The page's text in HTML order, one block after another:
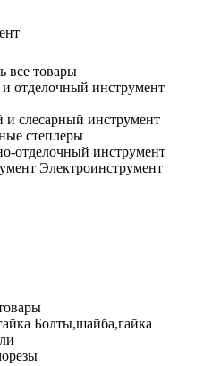
все товары
отделочный инструмент
и слесарный инструмент
степлеры
отделочный инструмент
Электроинструмент
Болты,шайба,гайка